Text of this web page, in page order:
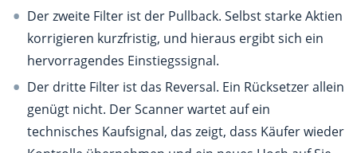
Der zweite Filter ist der Pullback. Selbst starke Aktien
korrigieren kurzfristig, und hieraus ergibt sich ein
hervorragendes Einstiegssignal.
Der dritte Filter ist das Reversal. Ein Rücksetzer allein
genügt nicht. Der Scanner wartet auf ein
technisches Kaufsignal, das zeigt, dass Käufer wieder